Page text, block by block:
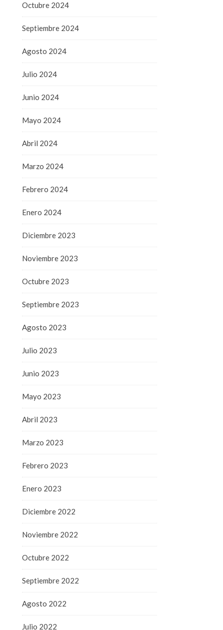
Octubre 2024
Septiembre 2024
Agosto 2024
Julio 2024
Junio 2024
Mayo 2024
Abril 2024
Marzo 2024
Febrero 2024
Enero 2024
Diciembre 2023
Noviembre 2023
Octubre 2023
Septiembre 2023
Agosto 2023
Julio 2023
Junio 2023
Mayo 2023
Abril 2023
Marzo 2023
Febrero 2023
Enero 2023
Diciembre 2022
Noviembre 2022
Octubre 2022
Septiembre 2022
Agosto 2022
Julio 2022